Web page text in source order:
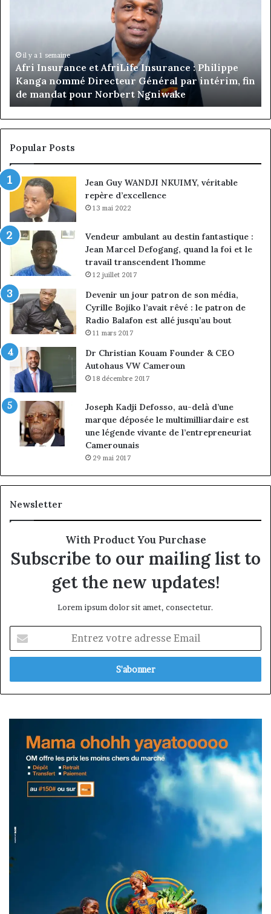
de
Jumia
Maroc
il y a 5 heures
Marcelle Monkam Siayojie prend les commandes
de Jumia Maroc
Popular Posts
Jean Guy WANDJI NKUIMY, véritable
repère d’excellence
13 mai 2022
Vendeur ambulant au destin fantastique :
Jean Marcel Defogang, quand la foi et le
travail transcendent l’homme
12 juillet 2017
Devenir un jour patron de son média,
Cyrille Bojiko l’avait rêvé : le patron de
Radio Balafon est allé jusqu’au bout
11 mars 2017
Dr Christian Kouam Founder & CEO
Autohaus VW Cameroun
18 décembre 2017
Joseph Kadji Defosso, au-delà d’une
marque déposée le multimilliardaire est
une légende vivante de l’entrepreneuriat
Camerounais
29 mai 2017
Newsletter
With Product You Purchase
Subscribe to our mailing list to
get the new updates!
Lorem ipsum dolor sit amet, consectetur.
votre
adresse